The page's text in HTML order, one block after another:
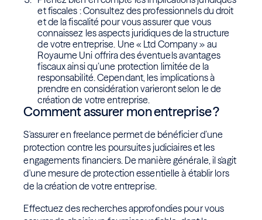
et fiscales : Consultez des professionnels du droit
et de la fiscalité pour vous assurer que vous
connaissez les aspects juridiques de la structure
de votre entreprise. Une « Ltd Company » au
Royaume Uni offrira des éventuels avantages
fiscaux ainsi qu’une protection limitée de la
responsabilité. Cependant, les implications à
prendre en considération varieront selon le de
création de votre entreprise.
Comment assurer mon entreprise ?
S'assurer en freelance permet de bénéficier d’une
protection contre les poursuites judiciaires et les
engagements financiers. De manière générale, il s'agit
d'une mesure de protection essentielle à établir lors
de la création de votre entreprise.
Effectuez des recherches approfondies pour vous